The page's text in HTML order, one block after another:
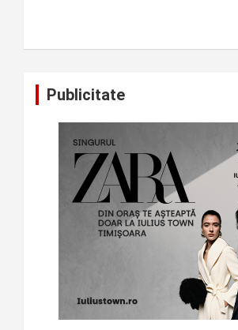
Publicitate